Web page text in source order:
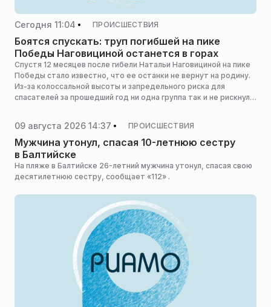
Сегодня 11:04 ПРОИСШЕСТВИЯ
Боятся спускать: труп погибшей на пике
Победы Наговициной останется в горах
Спустя 12 месяцев после гибели Натальи Наговициной на пике
Победы стало известно, что ее останки не вернут на родину.
Из-за колоссальной высоты и запредельного риска для
спасателей за прошедший год ни одна группа так и не рискнула
09 августа 2026 14:37 ПРОИСШЕСТВИЯ
Мужчина утонул, спасая 10-летнюю сестру
в Балтийске
На пляже в Балтийске 26-летний мужчина утонул, спасая свою
десятилетнюю сестру, сообщает «112» .